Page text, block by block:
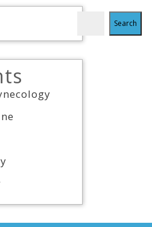
Search